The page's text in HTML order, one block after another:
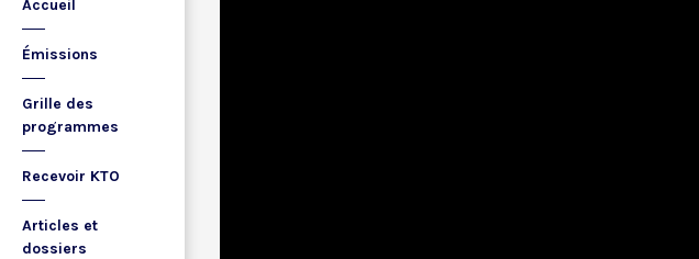
Accueil
Émissions
Grille des
programmes
Recevoir KTO
Articles et
dossiers